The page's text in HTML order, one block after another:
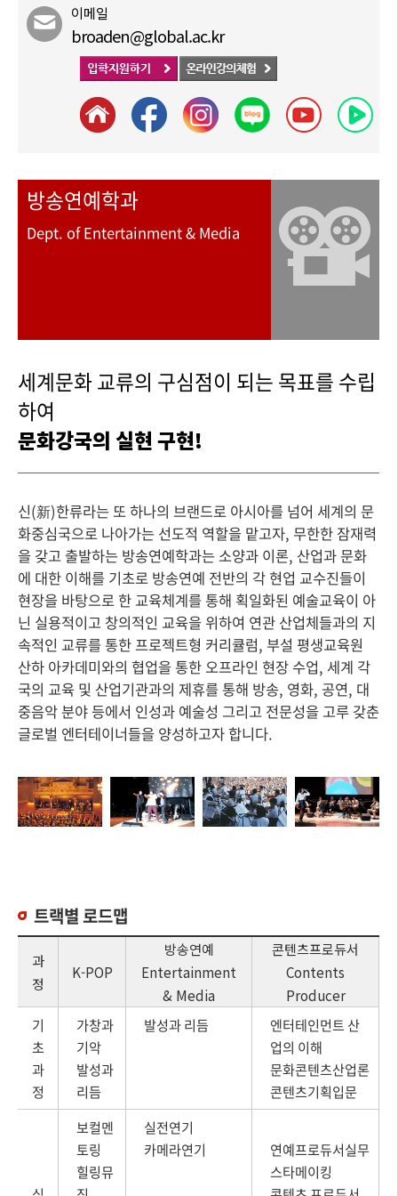
이메일
broaden@global.ac.kr
방송연예학과
Dept. of Entertainment & Media
세계문화 교류의 구심점이 되는 목표를 수립
하여
문화강국의 실현 구현!
신(新)한류라는 또 하나의 브랜드로 아시아를 넘어 세계의 문
화중심국으로 나아가는 선도적 역할을 맡고자, 무한한 잠재력
을 갖고 출발하는 방송연예학과는 소양과 이론, 산업과 문화
에 대한 이해를 기초로 방송연예 전반의 각 현업 교수진들이
현장을 바탕으로 한 교육체계를 통해 획일화된 예술교육이 아
닌 실용적이고 창의적인 교육을 위하여 연관 산업체들과의 지
속적인 교류를 통한 프로젝트형 커리큘럼, 부설 평생교육원
산하 아카데미와의 협업을 통한 오프라인 현장 수업, 세계 각
국의 교육 및 산업기관과의 제휴를 통해 방송, 영화, 공연, 대
중음악 분야 등에서 인성과 예술성 그리고 전문성을 고루 갖춘
글로벌 엔터테이너들을 양성하고자 합니다.
트랙별 로드맵
과
정
K-POP
방송연예
Entertainment
& Media
콘텐츠프로듀서
Contents
Producer
기
초
과
정
가창과
기악
발성과
리듬
발성과 리듬
엔터테인먼트 산
업의 이해
문화콘텐츠산업론
콘텐츠기획입문
보컬멘
토링
힐링뮤
실전연기
카메라연기
연예프로듀서실무
스타메이킹